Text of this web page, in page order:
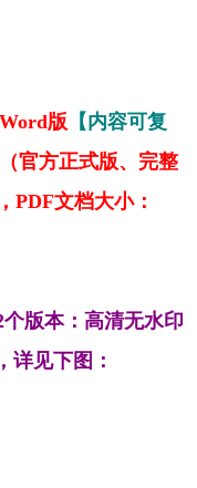
版 【内容可复
（官方正式版、完整
PDF文档大小：
版本：高清无水印
详见下图：